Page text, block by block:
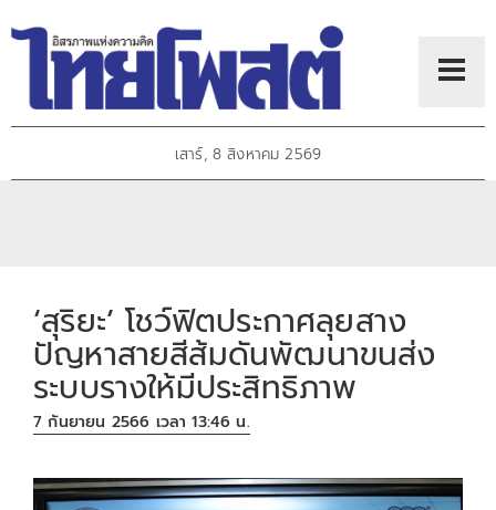
เสาร์, 8 สิงหาคม 2569
‘สุริยะ’ โชว์ฟิตประกาศลุยสาง
ปัญหาสายสีส้มดันพัฒนาขนส่ง
ระบบรางให้มีประสิทธิภาพ
7 กันยายน 2566 เวลา 13:46 น.